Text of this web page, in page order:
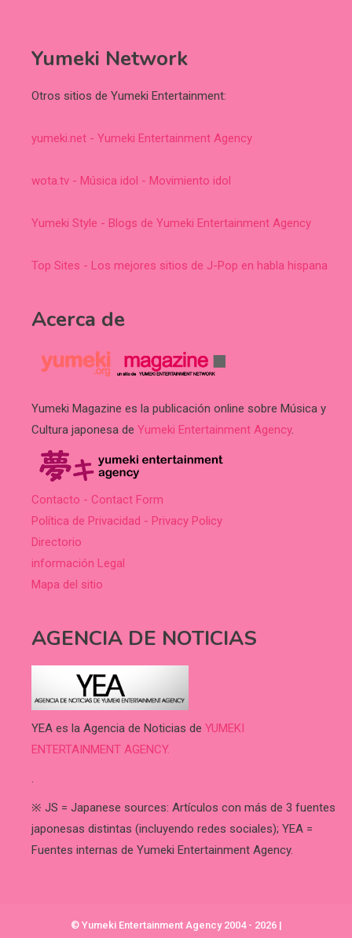
Yumeki Network
Otros sitios de Yumeki Entertainment:
yumeki.net - Yumeki Entertainment Agency
wota.tv - Música idol - Movimiento idol
Yumeki Style - Blogs de Yumeki Entertainment Agency
Top Sites - Los mejores sitios de J-Pop en habla hispana
Acerca de
Yumeki Magazine es la publicación online sobre Música y
Cultura japonesa de Yumeki Entertainment Agency.
Contacto - Contact Form
Política de Privacidad - Privacy Policy
Directorio
información Legal
Mapa del sitio
AGENCIA DE NOTICIAS
YEA es la Agencia de Noticias de YUMEKI
ENTERTAINMENT AGENCY.
.
※ JS = Japanese sources: Artículos con más de 3 fuentes
japonesas distintas (incluyendo redes sociales); YEA =
Fuentes internas de Yumeki Entertainment Agency.
© Yumeki Entertainment Agency 2004 - 2026 |